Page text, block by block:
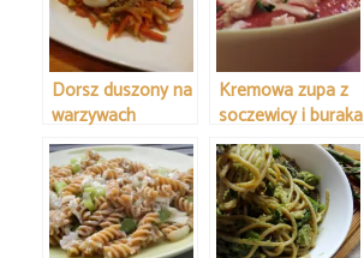
Dorsz duszony na
warzywach
Kremowa zupa z
soczewicy i buraka